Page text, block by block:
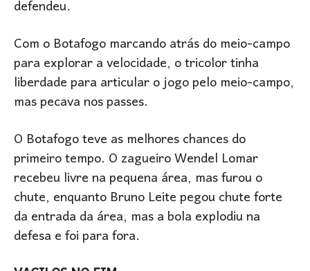
defendeu.
Com o Botafogo marcando atrás do meio-campo
para explorar a velocidade, o tricolor tinha
liberdade para articular o jogo pelo meio-campo,
mas pecava nos passes.
O Botafogo teve as melhores chances do
primeiro tempo. O zagueiro Wendel Lomar
recebeu livre na pequena área, mas furou o
chute, enquanto Bruno Leite pegou chute forte
da entrada da área, mas a bola explodiu na
defesa e foi para fora.